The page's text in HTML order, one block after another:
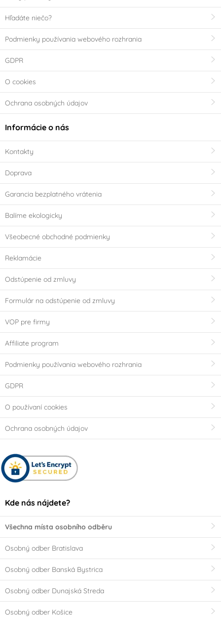
Hľadáte niečo?
Podmienky používania webového rozhrania
GDPR
O cookies
Ochrana osobných údajov
Informácie o nás
Kontakty
Doprava
Garancia bezplatného vrátenia
Balíme ekologicky
Všeobecné obchodné podmienky
Reklamácie
Odstúpenie od zmluvy
Formulár na odstúpenie od zmluvy
VOP pre firmy
Affiliate program
Podmienky používania webového rozhrania
GDPR
O používaní cookies
Ochrana osobných údajov
Kde nás nájdete?
Všechna místa osobního odběru
Osobný odber Bratislava
Osobný odber Banská Bystrica
Osobný odber Dunajská Streda
Osobný odber Košice